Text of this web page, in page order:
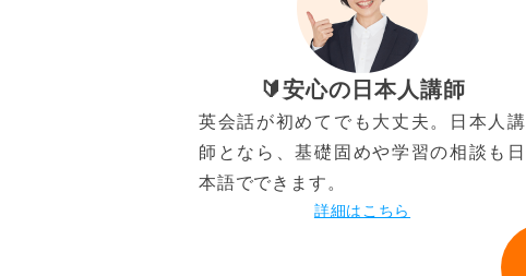
🔰安心の日本人講師
英会話が初めてでも大丈夫。日本人講
師となら、基礎固めや学習の相談も日
本語でできます。
詳細はこちら